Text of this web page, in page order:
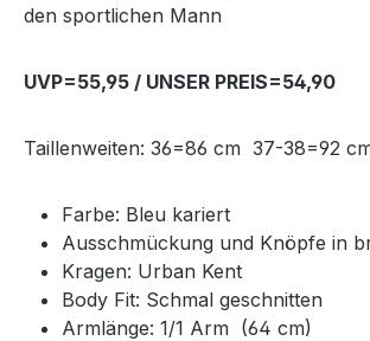
den sportlichen Mann
UVP=55,95 / UNSER PREIS=54,90
Taillenweiten: 36=86 cm 37-38=92
Farbe: Bleu kariert
Ausschmückung und Knöpfe in
Kragen: Urban Kent
Body Fit: Schmal geschnitten
Armlänge: 1/1 Arm (64 cm)